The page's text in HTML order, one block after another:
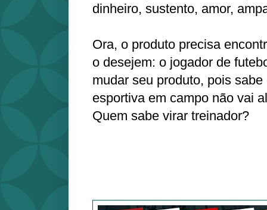
dinheiro, sustento, amor,
Ora, o produto precisa
o desejem: o jogador de
mudar seu produto, pois
esportiva em campo não vai
Quem sabe virar treinador?